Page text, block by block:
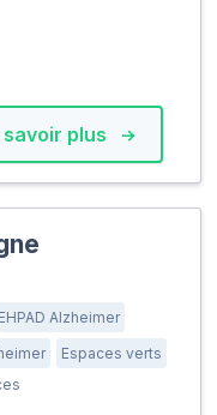
savoir plus
EHPAD Alzheimer
Espaces verts